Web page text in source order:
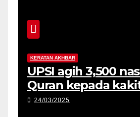
KERATAN AKHBAR
UPSI agih 3,500
Quran kepada
dan pelajar
24/03/2025